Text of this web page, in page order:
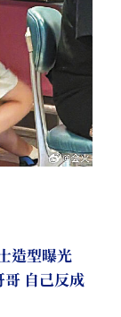
造型曝光
自己反成